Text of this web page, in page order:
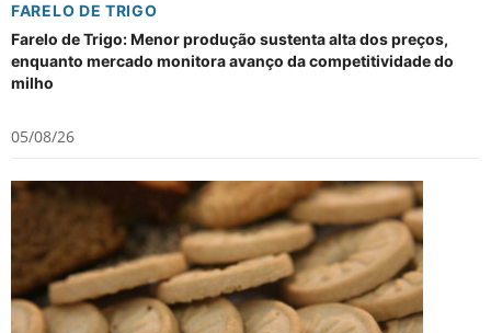
FARELO DE TRIGO
Farelo de Trigo: Menor produção sustenta alta dos preços,
enquanto mercado monitora avanço da competitividade do
milho
05/08/26